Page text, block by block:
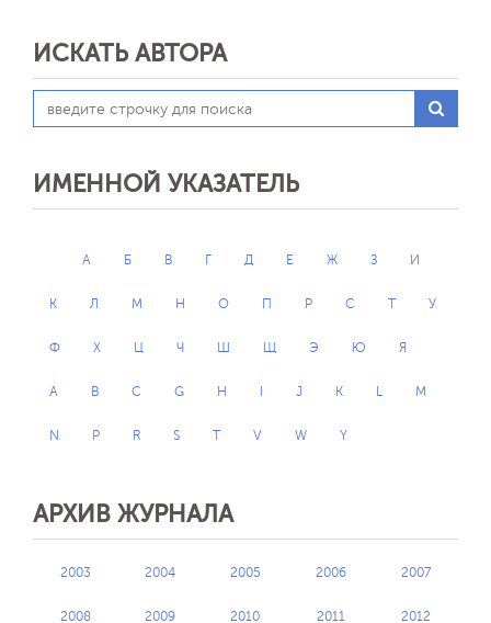
ИСКАТЬ АВТОРА
ИМЕННОЙ УКАЗАТЕЛЬ
А Б В Г Д Е Ж З И
К Л М Н О П Р С Т У
Ф Х Ц Ч Ш Щ Э Ю Я
A B C G H J K L M
N P R S T V W Y
АРХИВ ЖУРНАЛА
2003 2004 2005 2006 2007
2008 2009 2010 2011 2012